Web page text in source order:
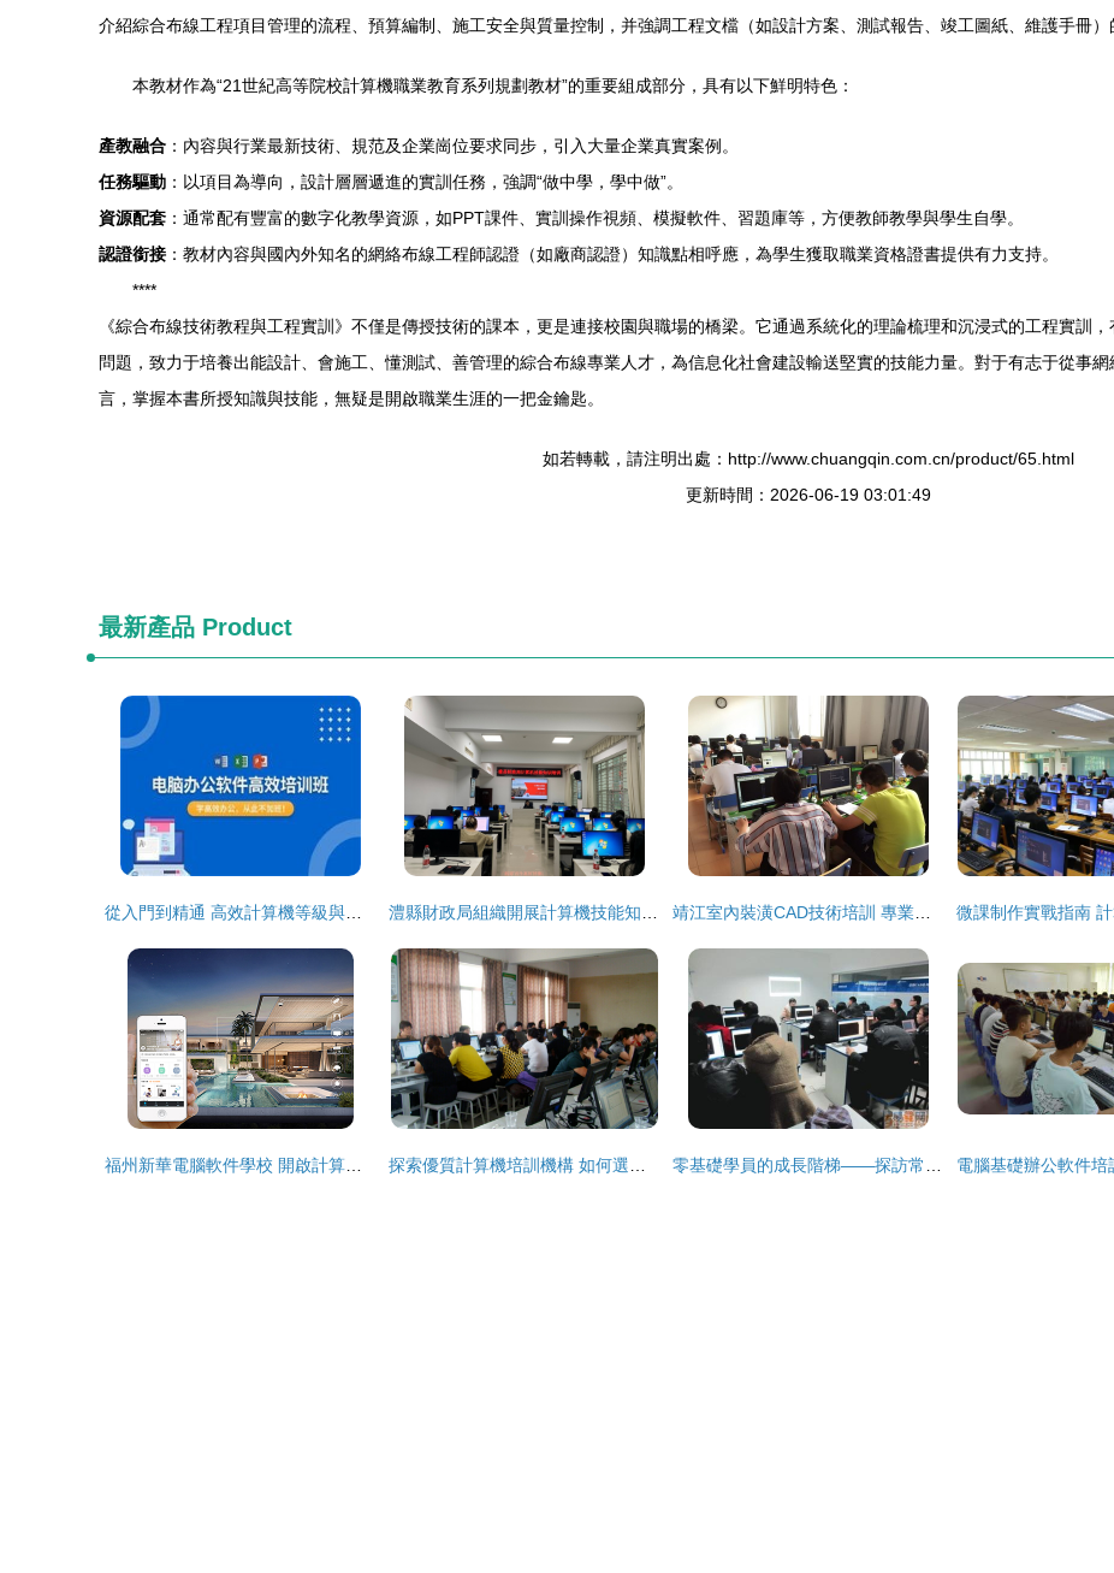
介紹綜合布線工程項目管理的流程、預算編制、施工安全與質量控制，并強調工程文檔（如設計方案、測試報告、竣工圖紙、維護手冊）
本教材作為“21世紀高等院校計算機職業教育系列規劃教材”的重要組成部分，具有以下鮮明特色：
產教融合 ：內容與行業最新技術、規范及企業崗位要求同步，引入大量企業真實案例。
任務驅動 ：以項目為導向，設計層層遞進的實訓任務，強調“做中學，學中做”。
資源配套 ：通常配有豐富的數字化教學資源，如PPT課件、實訓操作視頻、模擬軟件、習題庫等，方便教師教學與學生自學。
認證銜接 ：教材內容與國內外知名的網絡布線工程師認證（如廠商認證）知識點相呼應，為學生獲取職業資格證書提供有力支持。
****
《綜合布線技術教程與工程實訓》不僅是傳授技術的課本，更是連接校園與職場的橋梁。它通過系統化的理論梳理和沉浸式的工程實訓
問題，致力于培養出能設計、會施工、懂測試、善管理的綜合布線專業人才，為信息化社會建設輸送堅實的技能力量。對于有志于從事
言，掌握本書所授知識與技能，無疑是開啟職業生涯的一把金鑰匙。
如若轉載，請注明出處：http://www.chuangqin.com.cn/product/65.html
更新時間：2026-06-19 03:01:49
最新產品 Product